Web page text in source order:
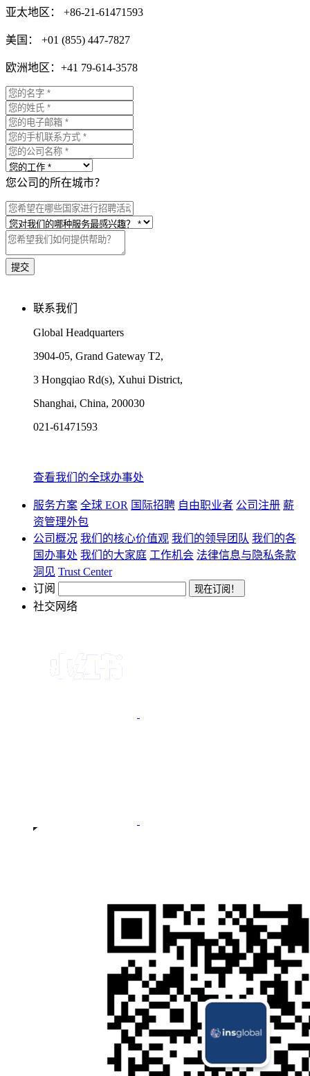
亚太地区： +86-21-61471593
美国： +01 (855) 447-7827
欧洲地区：+41 79-614-3578
您公司的所在城市？
联系我们
Global Headquarters
3904-05, Grand Gateway T2,
3 Hongqiao Rd(s), Xuhui District,
Shanghai, China, 200030
021-61471593
查看我们的全球办事处
服务方案 全球 EOR 国际招聘 自由职业者 公司注册 薪
资管理外包
公司概况 我们的核心价值观 我们的领导团队 我们的各
国办事处 我们的大家庭 工作机会 法律信息与隐私条款
洞见 Trust Center
订阅
社交网络